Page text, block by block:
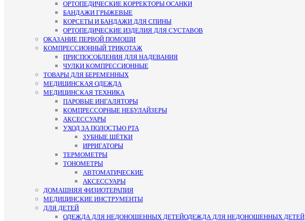
ОРТОПЕДИЧЕСКИЕ КОРРЕКТОРЫ ОСАНКИ
БАНДАЖИ ГРЫЖЕВЫЕ
КОРСЕТЫ И БАНДАЖИ ДЛЯ СПИНЫ
ОРТОПЕДИЧЕСКИЕ ИЗДЕЛИЯ ДЛЯ СУСТАВОВ
ОКАЗАНИЕ ПЕРВОЙ ПОМОЩИ
КОМПРЕССИОННЫЙ ТРИКОТАЖ
ПРИСПОСОБЛЕНИЯ ДЛЯ НАДЕВАНИЯ
ЧУЛКИ КОМПРЕССИОННЫЕ
ТОВАРЫ ДЛЯ БЕРЕМЕННЫХ
МЕДИЦИНСКАЯ ОДЕЖДА
МЕДИЦИНСКАЯ ТЕХНИКА
ПАРОВЫЕ ИНГАЛЯТОРЫ
КОМПРЕССОРНЫЕ НЕБУЛАЙЗЕРЫ
АКСЕССУАРЫ
УХОД ЗА ПОЛОСТЬЮ РТА
ЗУБНЫЕ ЩЁТКИ
ИРРИГАТОРЫ
ТЕРМОМЕТРЫ
ТОНОМЕТРЫ
АВТОМАТИЧЕСКИЕ
АКСЕССУАРЫ
ДОМАШНЯЯ ФИЗИОТЕРАПИЯ
МЕДИЦИНСКИЕ ИНСТРУМЕНТЫ
ДЛЯ ДЕТЕЙ
ОДЕЖДА ДЛЯ НЕДОНОШЕННЫХ ДЕТЕЙОДЕЖДА ДЛЯ НЕДОНОШЕННЫХ ДЕТЕЙ